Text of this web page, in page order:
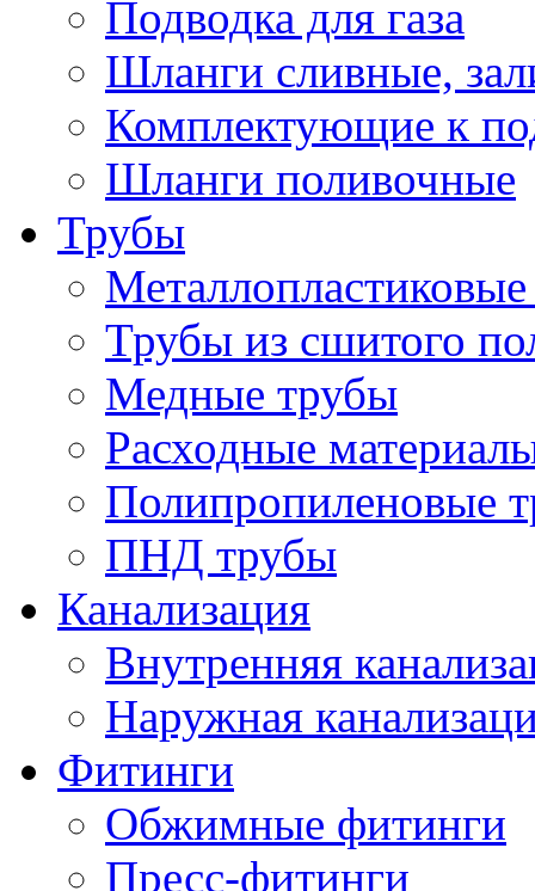
Подводка для газа
Шланги сливные,
Комплектующие к
Шланги поливочные
Трубы
Трубы из сшитого
Медные трубы
Расходные
Полипропиленовые
ПНД трубы
Канализация
Внутренняя
Наружная
Фитинги
Обжимные фитинги
Пресс-фитинги